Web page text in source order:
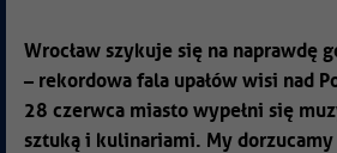
Wrocław szykuje się na naprawdę
– rekordowa fala upałów wisi nad
28 czerwca miasto wypełni się
sztuką i kulinariami. My dorzucamy